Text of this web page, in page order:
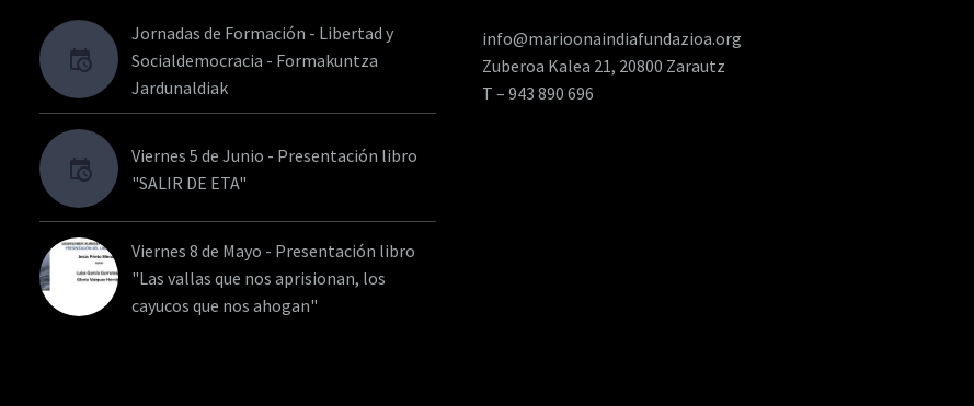
Jornadas de Formación - Libertad y
Socialdemocracia - Formakuntza
Jardunaldiak
Viernes 5 de Junio - Presentación libro
"SALIR DE ETA"
Viernes 8 de Mayo - Presentación libro
"Las vallas que nos aprisionan, los
cayucos que nos ahogan"
info@marioonaindiafundazioa.org
Zuberoa Kalea 21, 20800 Zarautz
T – 943 890 696